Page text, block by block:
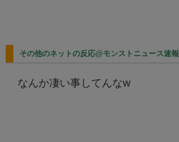
その他のネットの反応@モンストニュース速報
なんか凄い事してんなw